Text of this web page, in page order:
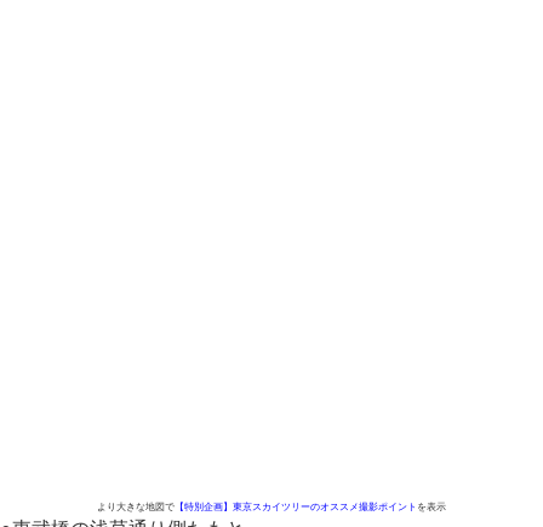
より大きな地図で 【特別企画】東京スカイツリーのオススメ撮影ポイント を表示